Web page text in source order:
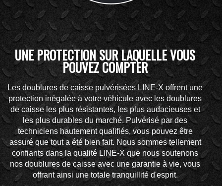
UNE PROTECTION SUR LAQUELLE VOUS
POUVEZ COMPTER
Les doublures de caisse pulvérisées LINE-X offrent une
protection inégalée à votre véhicule avec les doublures
de caisse les plus résistantes, les plus audacieuses et
les plus durables du marché. Pulvérisé par des
techniciens hautement qualifiés, vous pouvez être
assuré que tout a été bien fait. Nous sommes tellement
confiants dans la qualité LINE-X que nous soutenons
nos doublures de caisse avec une garantie à vie, vous
offrant ainsi une totale tranquillité d'esprit.